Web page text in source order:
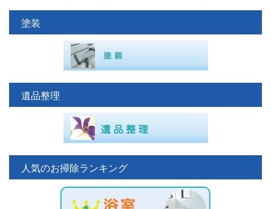
塗装
遺品整理
人気のお掃除ランキング